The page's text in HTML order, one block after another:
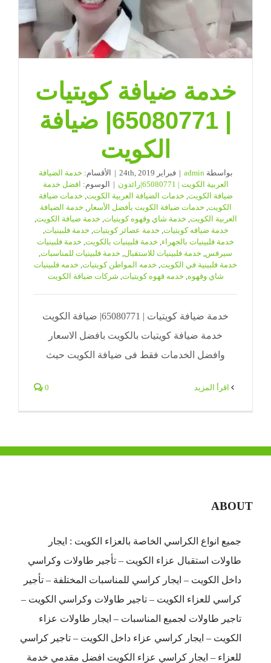
خدمة ضيافة كويتيات
| 65080771| ضيافة
الكويت
بواسطة admin
| فبراير 24th, 2019 | الأقسام: خدمة الضيافة
العربية الكويت | 65080771|رائدون
| الوسوم: افضل خدمة
ضيافة الكويت خدمات الضيافة العربية الكويت خدمات ضيافة
الكويت خدمات ضيافة الكويت بأفضل الأسعار
خدمة الضيافة
العربية الكويت خدمة شاي وقهوه كويتيات خدمة ضيافة الكويت
خدمة ضيافه كويتيات خدمة عصائر كويتيات خدمة فلبينيات
خدمة فلبينيات بالجهراء خدمة فلبينيات بالكويت خدمة فلبينيات
سيرفس خدمة فلبينيات للاستقبال خدمة فلبينيات للمناسبات
خدمة فلبينية في الكويت خدمه المواطن كويتيات خدمه فلبينيات
شاي وقهوه خدمه قهوه كويتيات شركات ضيافة الكويت
خدمة ضيافة كويتيات | 65080771| ضيافة الكويت
خدمة ضيافة كويتيات بالكويت بافضل الاسعار
وافضل الخدمات فقط فى ضيافة الكويت حيث
0
ABOUT
جميع انواع الكراسي الخاصة بالعزاء الكويت : ايجار
طاولات استقبال عزاء الكويت – تأجير طاولات وكراسي
داخل الكويت – ايجار كراسي للمناسبات المختلفة – تأجير
كراسي للعزاء الكويت – تاجير طاولات وكراسي الكويت –
تاجير طاولات لجميع المناسبات – ايجار طاولات عزاء
الكويت – ايجار كراسي عزاء داخل الكويت – تاجير كراسي
للعزاء – ايجار كراسي عزاء الكويت افضل مقدمي خدمة